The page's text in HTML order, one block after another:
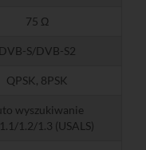
75 Ω
DVB-S/DVB-S2
QPSK, 8PSK
wyszukiwanie
1.2/1.3 (USALS)